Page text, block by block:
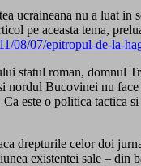
ucraineana nu a luat
pe aceasta tema,
08/07/epitropul-de-la-
statul roman, domnul
Bucovinei nu
este o politica tactica
drepturile celor doi
existentei sale –